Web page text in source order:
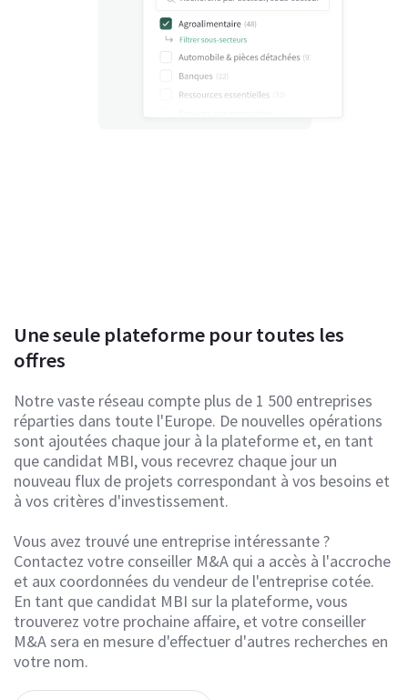
Une seule plateforme pour toutes les
offres
Notre vaste réseau compte plus de 1 500 entreprises
réparties dans toute l'Europe. De nouvelles opérations
sont ajoutées chaque jour à la plateforme et, en tant
que candidat MBI, vous recevrez chaque jour un
nouveau flux de projets correspondant à vos besoins et
à vos critères d'investissement.
Vous avez trouvé une entreprise intéressante ?
Contactez votre conseiller M&A qui a accès à l'accroche
et aux coordonnées du vendeur de l'entreprise cotée.
En tant que candidat MBI sur la plateforme, vous
trouverez votre prochaine affaire, et votre conseiller
M&A sera en mesure d'effectuer d'autres recherches en
votre nom.